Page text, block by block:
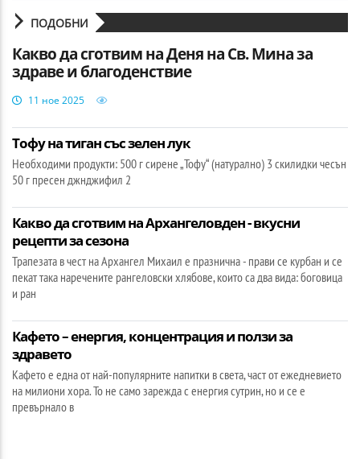
ПОДОБНИ
Какво да сготвим на Деня на Св. Мина за
здраве и благоденствие
11 ное 2025
Тофу на тиган със зелен лук
Необходими продукти: 500 г сирене „Тофу“ (натурално) 3 скилидки чесън
50 г пресен джнджифил 2
Какво да сготвим на Архангеловден - вкусни
рецепти за сезона
Трапезата в чест на Архангел Михаил е празнична - прави се курбан и се
пекат така наречените рангеловски хлябове, които са два вида: боговица
и ран
Кафето – енергия, концентрация и ползи за
здравето
Кафето е една от най-популярните напитки в света, част от ежедневието
на милиони хора. То не само зарежда с енергия сутрин, но и се е
превърнало в